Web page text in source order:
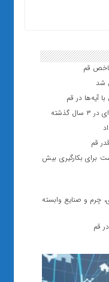
شد
قم
برای بکارگیری بیش
چرم و صنایع وابسته
قم